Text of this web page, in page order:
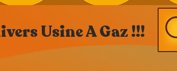
Usine A Gaz !!!